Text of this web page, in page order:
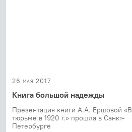
26 мая 2017
Книга большой надежды
Презентация книги А.А. Ершовой «В
тюрьме в 1920 г.» прошла в Санкт-
Петербурге